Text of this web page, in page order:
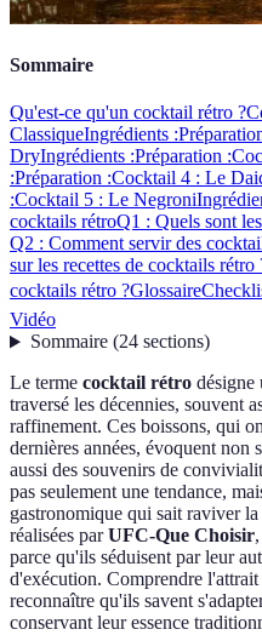
Sommaire
Qu'est-ce qu'un cocktail rétro ?
ClassiqueIngrédients :
DryIngrédients :Préparation :
:Préparation :Cocktail 4 : Le
:Cocktail 5 : Le Negroni
cocktails rétroQ1 : Quels sont
Q2 : Comment servir des
sur les recettes de cocktails rétro
cocktails rétro ?Glossaire
Vidéo
Sommaire(24 sections)
Le terme cocktail rétro désigne
traversé les décennies, souvent
raffinement. Ces boissons, qui
dernières années, évoquent non
aussi des souvenirs de
pas seulement une tendance,
gastronomique qui sait raviver
réalisées parUFC-Que Choisir
parce qu'ils séduisent par leur
d'exécution. Comprendre
reconnaître qu'ils savent
conservant leur essence